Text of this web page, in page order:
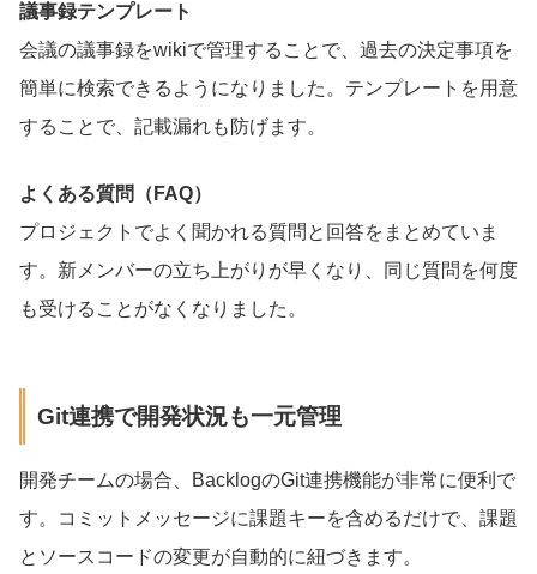
議事録テンプレート
会議の議事録をwikiで管理することで、過去の決定事項を
簡単に検索できるようになりました。テンプレートを用意
することで、記載漏れも防げます。
よくある質問（FAQ）
プロジェクトでよく聞かれる質問と回答をまとめていま
す。新メンバーの立ち上がりが早くなり、同じ質問を何度
も受けることがなくなりました。
Git連携で開発状況も一元管理
開発チームの場合、BacklogのGit連携機能が非常に便利で
す。コミットメッセージに課題キーを含めるだけで、課題
とソースコードの変更が自動的に紐づきます。